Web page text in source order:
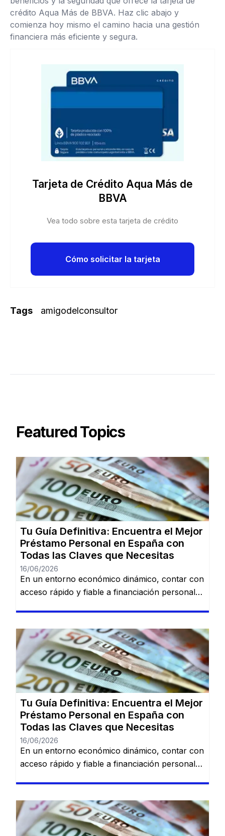
crédito Aqua Más de BBVA. Haz clic abajo y
comienza hoy mismo el camino hacia una gestión
financiera más eficiente y segura.
Tarjeta de Crédito Aqua Más de
BBVA
Vea todo sobre esta tarjeta de crédito
Cómo solicitar la tarjeta
Tags amigodelconsultor
Featured Topics
Tu Guía Definitiva: Encuentra el Mejor
Préstamo Personal en España con
Todas las Claves que Necesitas
16/06/2026
En un entorno económico dinámico, contar con
acceso rápido y fiable a financiación personal
largamente esperados, tener la información
adecuada sobre préstamos disponibles puede
marcar la diferencia. En esta guía, descubrirás
los mejores préstamos personales del mercado
español: Dineti, BBVA Préstamo Personal,
Cofidis, […]
Tu Guía Definitiva: Encuentra el Mejor
Préstamo Personal en España con
Todas las Claves que Necesitas
16/06/2026
En un entorno económico dinámico, contar con
acceso rápido y fiable a financiación personal
largamente esperados, tener la información
adecuada sobre préstamos disponibles puede
marcar la diferencia. En esta guía, descubrirás